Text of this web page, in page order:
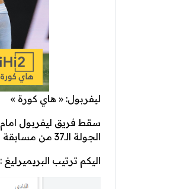
ليفربول: « هاي كورة »
الجولة الـ37 من مسابقة الدوري الانجليزي الممتاز .
اليكم ترتيب البريميرليغ :